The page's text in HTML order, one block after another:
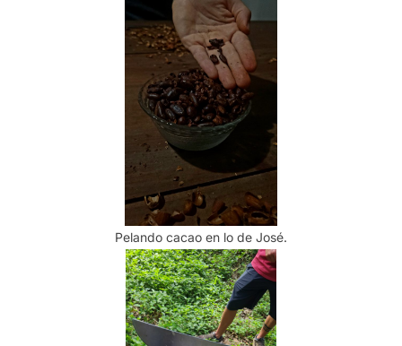
Pelando cacao en lo de José.